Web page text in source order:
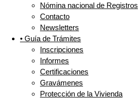
Nómina nacional de Registros
Contacto
Newsletters
• Guía de Trámites
Inscripciones
Informes
Certificaciones
Gravámenes
Protección de la Vivienda